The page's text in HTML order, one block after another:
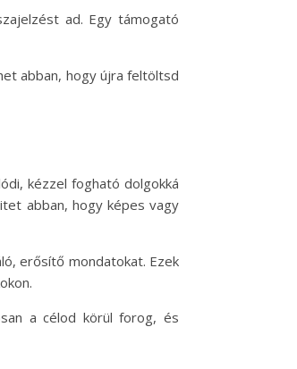
ad. Egy támogató
abban, hogy újra feltöltsd
kézzel fogható dolgokká
abban, hogy képes vagy
erősítő mondatokat. Ezek
a célod körül forog, és